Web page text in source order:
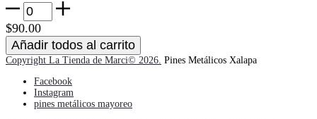
New
Era
-
59
Pin
cantidad
$90.00
Añadir todos al carrito
Copyright La Tienda de Marci© 2026. Pines Metálicos Xalapa
Facebook
Instagram
pines metálicos mayoreo